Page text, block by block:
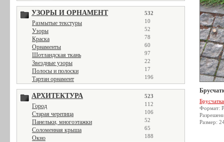
УЗОРЫ И ОРНАМЕНТ 532
Размытые текстуры 10
Узоры 52
Краска 78
Орнаменты 60
Шотландская ткань 97
Звездные узоры 22
Полосы и полоски 17
Тартан орнамент 196
АРХИТЕКТУРА 523
Город 112
Старая черепица 106
Панельки, многоэтажки 52
Соломенная крыша 65
Окно 188
Брусчатка
Формат:
Размер: